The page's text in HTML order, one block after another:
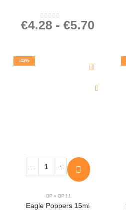
0out of 5
€4.28 - €5.70
-43%
OP = OP !!!
Eagle Poppers 15ml